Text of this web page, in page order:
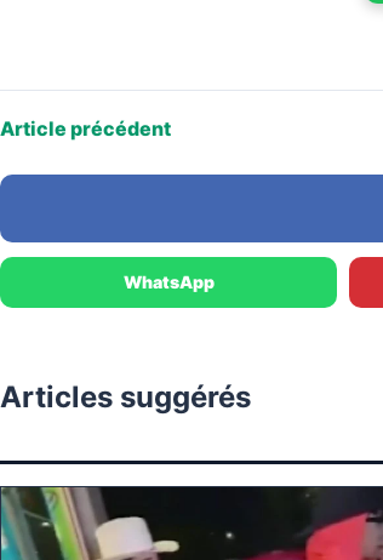
Article précédent
WhatsApp
Articles suggérés